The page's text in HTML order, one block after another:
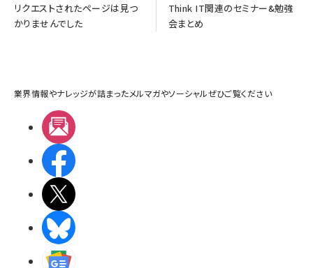
リクエストされたページは見つ
かりませんでした
Think IT関連のセミナー&勉強
会まとめ
業界情報やナレッジが詰まったメルマガやソーシャルぜひご覧ください